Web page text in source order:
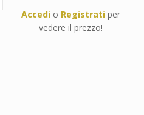
Accedi o Registrati per
vedere il prezzo!